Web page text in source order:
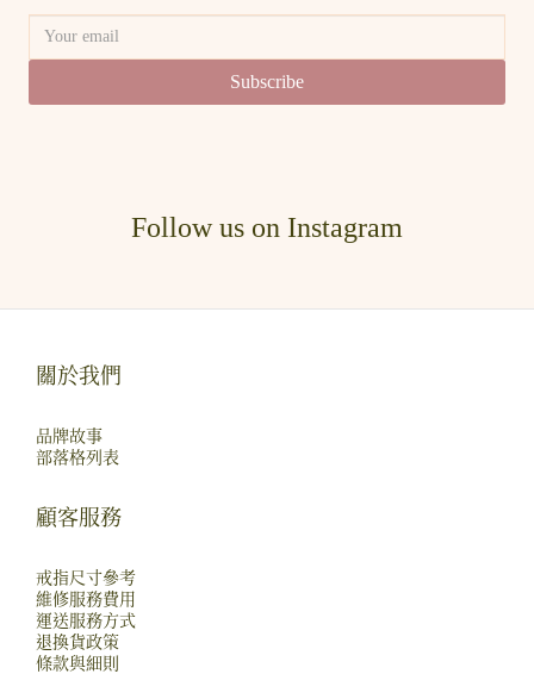
Subscribe
Follow us on Instagram
關於我們
品牌故事
部落格列表
顧客服務
戒指尺寸參考
維修服務費用
運送服務方式
退換貨政策
條款與細則